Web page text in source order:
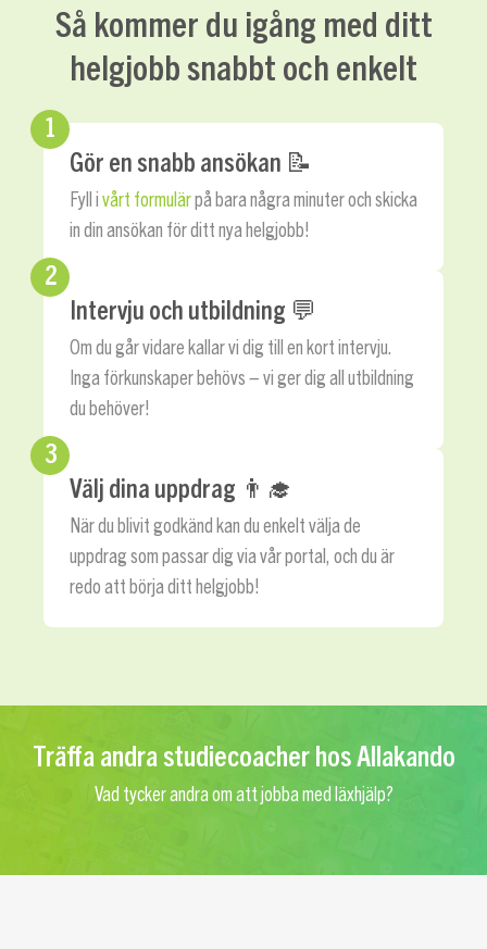
Så kommer du igång med ditt
helgjobb snabbt och enkelt
1
Gör en snabb ansökan 📝
Fyll ivårt formulärpå bara några minuter och skicka
in din ansökan för ditt nya helgjobb!
2
Intervju och utbildning 💬
Om du går vidare kallar vi dig till en kort intervju.
Inga förkunskaper behövs – vi ger dig all utbildning
du behöver!
3
Välj dina uppdrag ‍👨‍🎓
När du blivit godkänd kan du enkelt välja de
uppdrag som passar dig via vår portal, och du är
redo att börja ditt helgjobb!
Träffa andra studiecoacher hos Allakando
Vad tycker andra om att jobba med läxhjälp?